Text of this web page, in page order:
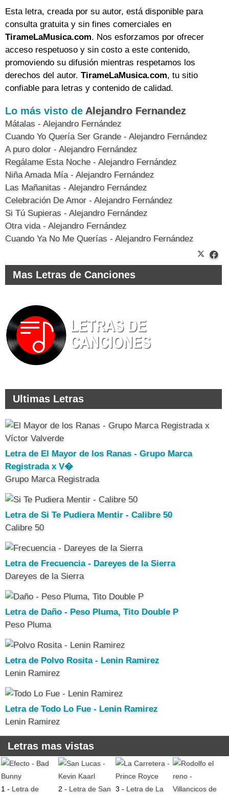
Esta letra, creada por su autor, está disponible para
consulta gratuita y sin fines comerciales en
TirameLaMusica.com. Nos esforzamos por ofrecer
acceso respetuoso y sin costo a este contenido,
promoviendo su difusión mientras respetamos los
derechos del autor. TirameLaMusica.com, tu sitio
confiable para letras y contenido de calidad.
Lo más visto de Alejandro Fernandez
Mátalas - Alejandro Fernández
Cuando Yo Quería Ser Grande - Alejandro Fernández
A puro dolor - Alejandro Fernández
Regálame Esta Noche - Alejandro Fernández
Niña Amada Mía - Alejandro Fernández
Las Mañanitas - Alejandro Fernández
Celebración De Amor - Alejandro Fernández
Si Tú Supieras - Alejandro Fernández
Otra vida - Alejandro Fernández
Cuando Ya No Me Querías - Alejandro Fernández
Mas Letras de Canciones
Ultimas Letras
Letra de El Mayor de los Ranas - Grupo Marca
Registrada x V�
Grupo Marca Registrada
Letra de Si Te Pudiera Mentir - Calibre 50
Calibre 50
Letra de Frecuencia - Dareyes de la Sierra
Dareyes de la Sierra
Letra de Daño - Peso Pluma, Tito Double P
Peso Pluma
Letra de Polvo Rosita - Lenin Ramirez
Lenin Ramirez
Letra de Todo Lo Fue - Lenin Ramirez
Lenin Ramirez
Letras mas vistas
1 - Letra de
2 - Letra de San
3 - Letra de La